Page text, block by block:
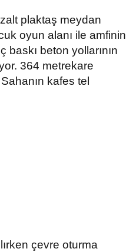
plaktaş meydan
oyun alanı ile amfinin
baskı beton yollarının
364 metrekare
kafes tel
çevre oturma